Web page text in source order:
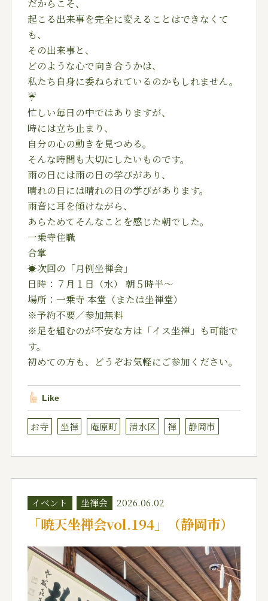
だからこそ、
起こる出来事を完全に変えることはできなくて
も、
その出来事と、
どのような心で向き合うかは、
私たち自身に委ねられているのかもしれません。
☔
忙しい毎日の中ではありますが、
時には立ち止まり、
自分の心の動きを見つめる。
そんな時間も大切にしたいものです。
雨の日には雨の日の学びがあり、
晴れの日には晴れの日の学びがあります。
雨音に耳を傾けながら、
あらためてそんなことを感じた朝でした。
一乗寺住職
合掌
☀️次回の「月例坐禅会」
日時：７月１日（水） 朝５時半〜
場所：一乗寺 本堂（または坐禅堂）
※予約不要／参加無料
※足を組むのが不安な方は「イス坐禅」も可能で
す。
初めての方も、どうぞお気軽にご参加ください。
Like
お寺 坐禅 庵原町 清水区 禅 静岡市
イベント 坐禅会 2026.06.02
「暁天坐禅会vol.194」（静岡市）